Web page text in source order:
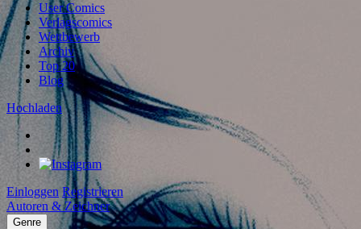
User Comics
Verlagscomics
Wettbewerb
Archiv
Top 20
Blog
Hochladen
Einloggen Registrieren
Autoren & Zeichner
Genre